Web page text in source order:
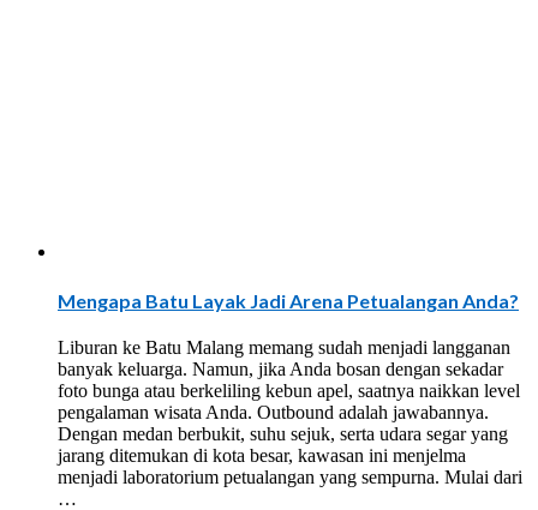
Mengapa Batu Layak Jadi Arena Petualangan Anda?
Liburan ke Batu Malang memang sudah menjadi langganan
banyak keluarga. Namun, jika Anda bosan dengan sekadar
foto bunga atau berkeliling kebun apel, saatnya naikkan level
pengalaman wisata Anda. Outbound adalah jawabannya.
Dengan medan berbukit, suhu sejuk, serta udara segar yang
jarang ditemukan di kota besar, kawasan ini menjelma
menjadi laboratorium petualangan yang sempurna. Mulai dari
…